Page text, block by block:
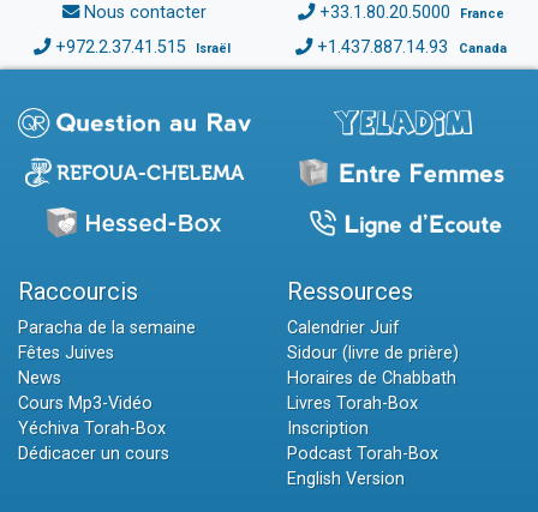
Nous contacter +33.1.80.20.5000 France
+972.2.37.41.515 Israël +1.437.887.14.93 Canada
Raccourcis
Paracha de la semaine
Fêtes Juives
News
Cours Mp3-Vidéo
Yéchiva Torah-Box
Dédicacer un cours
Ressources
Calendrier Juif
Sidour (livre de prière)
Horaires de Chabbath
Livres Torah-Box
Inscription
Podcast Torah-Box
English Version